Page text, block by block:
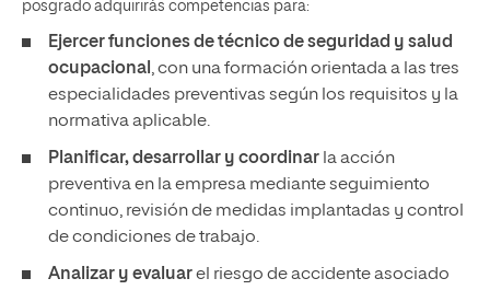
posgrado adquirirás competencias para:
Ejercer funciones de técnico de seguridad y salud
ocupacional , con una formación orientada a las tres
especialidades preventivas según los requisitos y la
normativa aplicable.
Planificar, desarrollar y coordinar la acción
preventiva en la empresa mediante seguimiento
continuo, revisión de medidas implantadas y control
de condiciones de trabajo.
Analizar y evaluarel riesgo de accidente asociado